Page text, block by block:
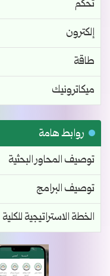
تحكم
إلكترون
طاقة
ميكاترونيك
روابط هامة
توصيف المحاور البحثية
توصيف البرامج
الخطة الاستراتيجية للكلية